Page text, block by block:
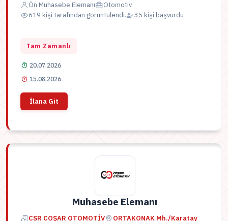
Ön Muhasebe Elemanı
Otomotiv
619 kişi tarafından görüntülendi.
35 kişi başvurdu
Tam Zamanlı
20.07.2026
15.08.2026
İlana Git
Muhasebe Elemanı
CSR COŞAR OTOMOTİV ORTAKONAK Mh./Karatay